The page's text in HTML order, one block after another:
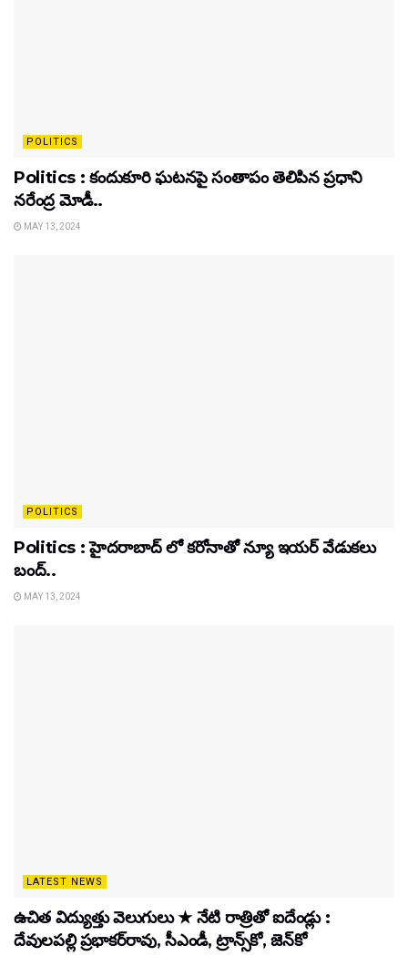
POLITICS
Politics : కందుకూరి ఘటనపై సంతాపం తెలిపిన ప్రధాని
నరేంద్ర మోడీ..
MAY 13, 2024
POLITICS
Politics : హైదరాబాద్ లో కరోనాతో న్యూ ఇయర్ వేడుకలు
బంద్..
MAY 13, 2024
LATEST NEWS
ఉచిత విద్యుత్తు వెలుగులు ★ నేటి రాత్రితో ఐదేండ్లు :
దేవులపల్లి ప్రభాకర్‌రావు, సీఎండీ, ట్రాన్స్‌కో, జెన్‌కో